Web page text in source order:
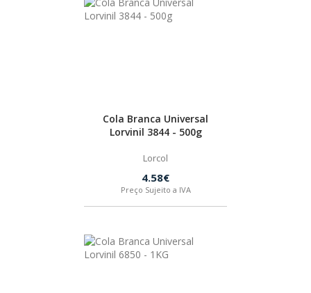
Cola Branca Universal
Lorvinil 3844 - 500g
Lorcol
4.58€
Preço Sujeito a IVA